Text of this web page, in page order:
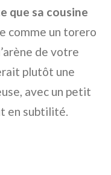
que sa cousine
comme un torero
de votre
plutôt une
avec un petit
en subtilité.